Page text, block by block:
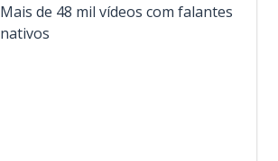
Mais de 48 mil vídeos com falantes
nativos